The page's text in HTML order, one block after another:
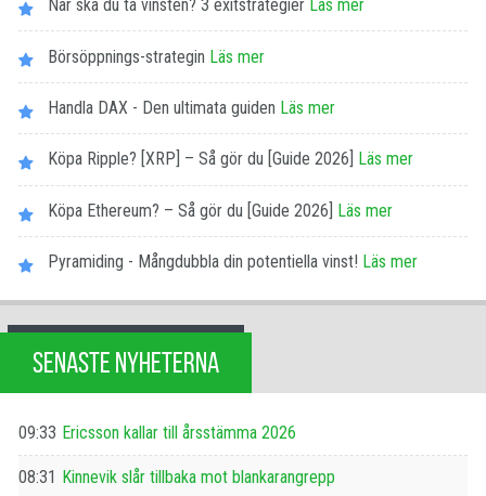
När ska du ta vinsten? 3 exitstrategier Läs mer
Börsöppnings-strategin Läs mer
Handla DAX - Den ultimata guiden Läs mer
Köpa Ripple? [XRP] – Så gör du [Guide 2026] Läs mer
Köpa Ethereum? – Så gör du [Guide 2026] Läs mer
Pyramiding - Mångdubbla din potentiella vinst! Läs mer
SENASTE NYHETERNA
09:33 Ericsson kallar till årsstämma 2026
08:31 Kinnevik slår tillbaka mot blankarangrepp